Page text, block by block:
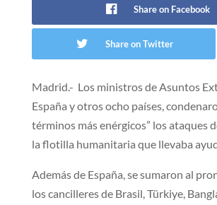
Share on Facebook
Share on Twitter
Madrid.- Los ministros de Asuntos
España y otros ocho países,
términos más enérgicos” los ataques
la flotilla humanitaria que llevaba
Además de España, se sumaron al
los cancilleres de Brasil, Türkiye,